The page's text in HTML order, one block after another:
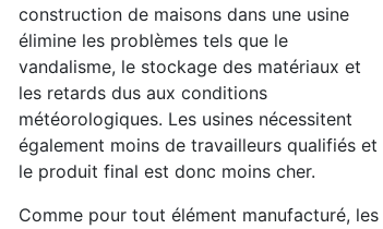
construction de maisons dans une usine
élimine les problèmes tels que le
vandalisme, le stockage des matériaux et
les retards dus aux conditions
météorologiques. Les usines nécessitent
également moins de travailleurs qualifiés et
le produit final est donc moins cher.
Comme pour tout élément manufacturé, les